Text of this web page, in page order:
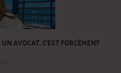
AVOCAT, C’EST FORCÉMENT